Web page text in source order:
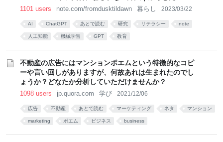
1101 users note.com/fromdusktildawn 暮らし 2023/03/22
AI ChatGPT あとで読む 研究 リテラシー note
人工知能 機械学習 GPT 教育
不動産の広告にはマンションポエムという特徴的なコピ
ーや言い回しがありますが、何故あれは生まれたのでし
ょうか？どなたか分析していただけませんか？
1098 users jp.quora.com 学び 2021/12/06
広告 不動産 あとで読む マーケティング ネタ マンション
marketing ポエム ビジネス business